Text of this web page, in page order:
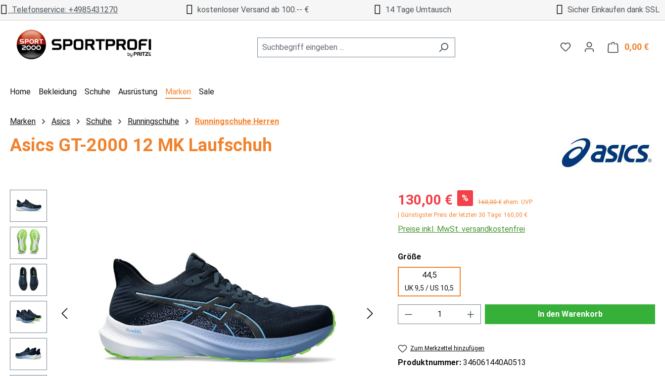
Hauptinhalt springen
Zur Suche springen
Zur Hauptnavigation springen
Telefonservice: +4985431270 kostenloser Versand ab 100.-- € 14 Tage Umtausch Sicher Einkaufen dank SSL
0,00 €
Home Bekleidung Schuhe Ausrüstung Marken Sale
Marken Asics Schuhe Runningschuhe Runningschuhe Herren
Asics GT-2000 12 MK Laufschuh
Verkaufspreis:
130,00 € % Regulärer Preis:
160,00 € ehem. UVP
| Günstigster Preis der letzten 30 Tage: 160,00 €
Preise inkl. MwSt. versandkostenfrei
Größeauswählen
44,5
UK 9,5 / US 10,5
Produkt Anzahl: Gib den gewünschten Wert ein
In den Warenkorb
Zum Merkzettel hinzufügen
Produktnummer: 346061440A0513